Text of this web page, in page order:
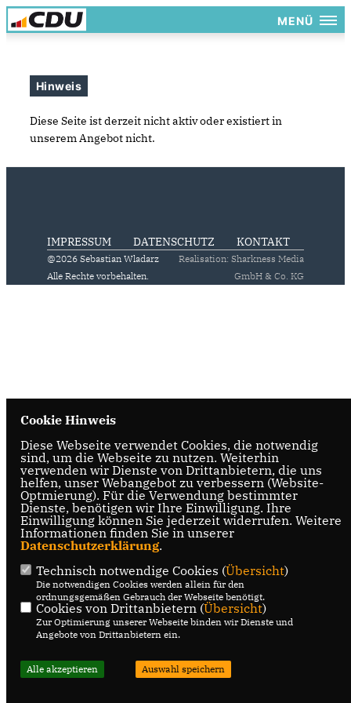
MENÜ
Hinweis
Diese Seite ist derzeit nicht aktiv oder existiert in
unserem Angebot nicht.
IMPRESSUM DATENSCHUTZ KONTAKT
@2026 Sebastian Wladarz
Alle Rechte vorbehalten.
Realisation: Sharkness Media
GmbH & Co. KG
Cookie Hinweis
Diese Webseite verwendet Cookies, die notwendig
sind, um die Webseite zu nutzen. Weiterhin
verwenden wir Dienste von Drittanbietern, die uns
helfen, unser Webangebot zu verbessern (Website-
Optmierung). Für die Verwendung bestimmter
Dienste, benötigen wir Ihre Einwilligung. Ihre
Einwilligung können Sie jederzeit widerrufen. Weitere
Informationen finden Sie in unserer
Datenschutzerklärung.
Technisch notwendige Cookies (Übersicht)
Die notwendigen Cookies werden allein für den
ordnungsgemäßen Gebrauch der Webseite benötigt.
Cookies von Drittanbietern (Übersicht)
Zur Optimierung unserer Webseite binden wir Dienste und
Angebote von Drittanbietern ein.
Alle akzeptieren Auswahl speichern